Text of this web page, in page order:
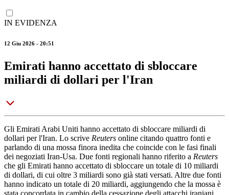
IN EVIDENZA
12 Giu 2026 - 20:51
Emirati hanno accettato di sbloccare
miliardi di dollari per l'Iran
Gli Emirati Arabi Uniti hanno accettato di sbloccare miliardi di
dollari per l'Iran. Lo scrive Reuters online citando quattro fonti e
parlando di una mossa finora inedita che coincide con le fasi finali
dei negoziati Iran-Usa. Due fonti regionali hanno riferito a Reuters
che gli Emirati hanno accettato di sbloccare un totale di 10 miliardi
di dollari, di cui oltre 3 miliardi sono già stati versati. Altre due fonti
hanno indicato un totale di 20 miliardi, aggiungendo che la mossa è
stata concordata in cambio della cessazione degli attacchi iraniani